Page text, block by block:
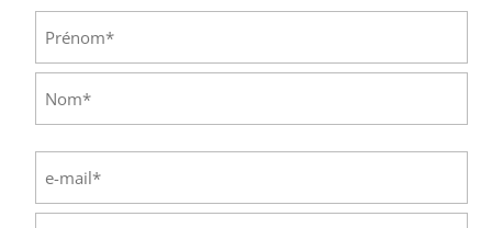
Prénom
mail(Nécessaire)
Saisissez